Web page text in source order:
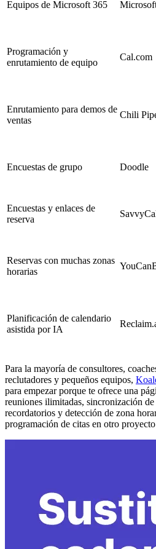
Equipos de Microsoft 365
Programación y
enrutamiento de equipo
Cal.com
Enrutamiento para demos de
ventas
Chili
Encuestas de grupo Doodle
Encuestas y enlaces de
reserva
Reservas con muchas zonas
horarias
Planificación de calendario
asistida por IA
Para la mayoría de consultores,
reclutadores y pequeños equipos,
para empezar porque te ofrece una
reuniones ilimitadas, sincronización
recordatorios y detección de zona
programación de citas en otro